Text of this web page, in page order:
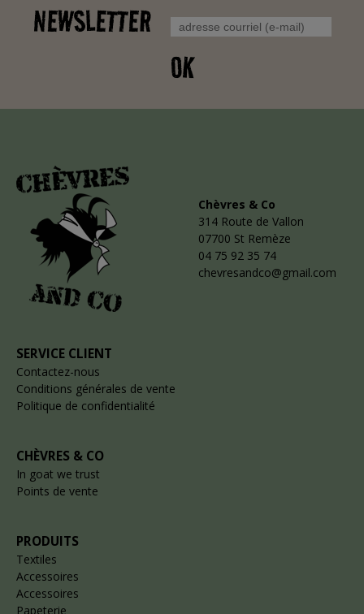
NEWSLETTER
OK
Chèvres & Co
314 Route de Vallon
07700 St Remèze
04 75 92 35 74
chevresandco@gmail.com
SERVICE CLIENT
Contactez-nous
Conditions générales de vente
Politique de confidentialité
CHÈVRES & CO
In goat we trust
Points de vente
PRODUITS
Textiles
Accessoires
Accessoires
Papeterie